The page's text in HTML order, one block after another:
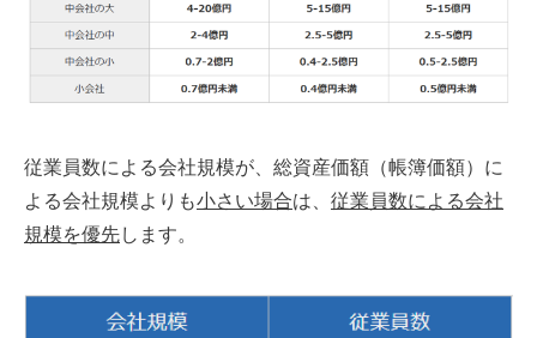
従業員数による会社規模が、総資産価額（帳簿価額）に
よる会社規模よりも小さい場合は、 従業員数による会社
規模を優先します。